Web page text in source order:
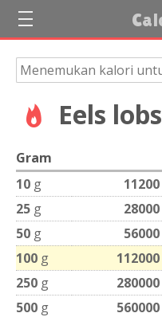
Eels
Gram
10 g 11200
25 g 28000
50 g 56000
100 g 112000
250 g 280000
500 g 560000